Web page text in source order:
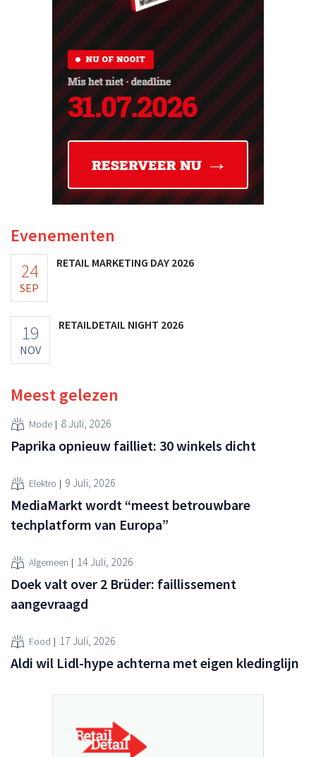
Evenementen
24
SEP
RETAIL MARKETING DAY 2026
19
NOV
RETAILDETAIL NIGHT 2026
Meest gelezen
Mode 8 Juli, 2026
Paprika opnieuw failliet: 30 winkels dicht
Elektro 9 Juli, 2026
MediaMarkt wordt “meest betrouwbare
techplatform van Europa”
Algemeen 14 Juli, 2026
Doek valt over 2 Brüder: faillissement
aangevraagd
Food 17 Juli, 2026
Aldi wil Lidl-hype achterna met eigen kledinglijn